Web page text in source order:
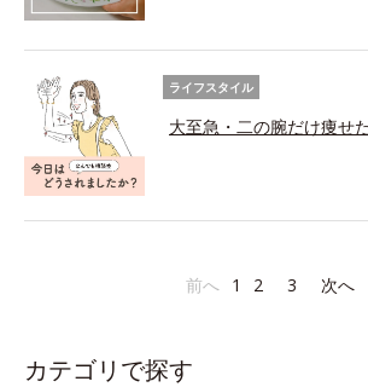
ライフスタイル
大至急・二の腕だけ痩せ
前へ 1 2 3 次へ
カテゴリで探す